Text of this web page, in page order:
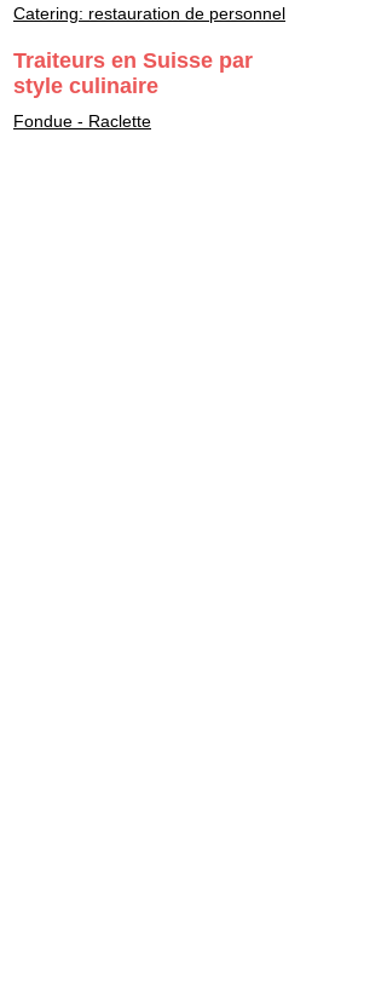
Catering: restauration de personnel
Traiteurs en Suisse par
style culinaire
Fondue - Raclette